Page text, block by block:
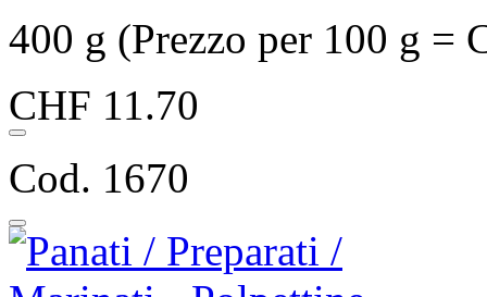
400 g (Prezzo per 100 g =
CHF 11.70
Cod. 1670